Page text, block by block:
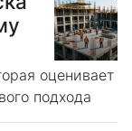
оценивает
подхода